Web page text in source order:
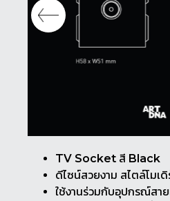
TV Socket สี Black
ดีไซน์สวยงาม สไตล์โมเดิ
ใช้งานร่วมกับอุปกรณ์สา